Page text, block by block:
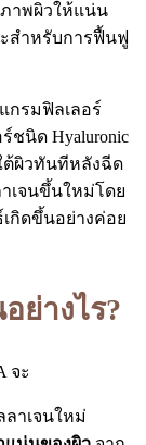
าพผิวให้แน่น
สำหรับการฟื้นฟู
รมฟิลเลอร์
ชนิด Hyaluronic
ต้ผิวทันทีหลังฉีด
เจนขึ้นใหม่โดย
กิดขึ้นอย่างค่อย
ย่างไร?
จะ
าเจนใหม่